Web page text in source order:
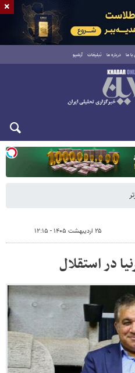
ما درباره ما تبلیغات آرشیو
۲۵ اردیبهشت ۱۴۰۵ - ۱۲:۱۵
در استقلال
×